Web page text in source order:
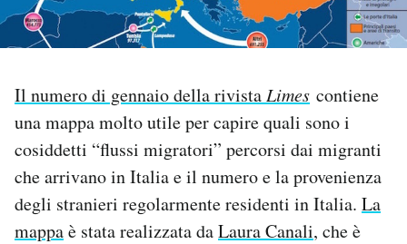
NEWSLETTER
SHOP
CALENDARIO
Il numero di gennaio della rivista Limes contiene
una mappa molto utile per capire quali sono i
cosiddetti “flussi migratori” percorsi dai migranti
che arrivano in Italia e il numero e la provenienza
degli stranieri regolarmente residenti in Italia. La
mappaè stata realizzata daLaura Canali, che è